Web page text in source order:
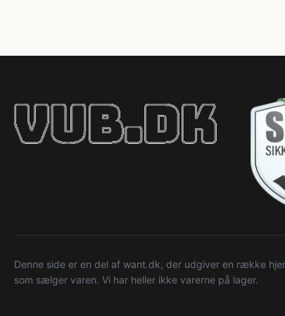
Denne side er en del af want.dk, der udgiver en række
som sælger varen. Vi har heller ikke varerne på lager.